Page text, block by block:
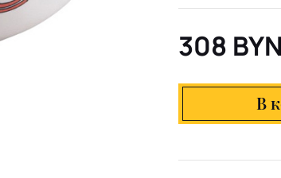
308 BYN
В